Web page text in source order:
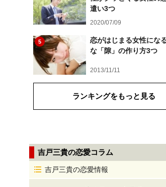
遣い3つ
2020/07/09
5
恋がはじまる女性にな
な「隙」の作り方3つ
2013/11/11
ランキングをもっと見る
吉戸三貴の恋愛コラム
吉戸三貴の恋愛情報